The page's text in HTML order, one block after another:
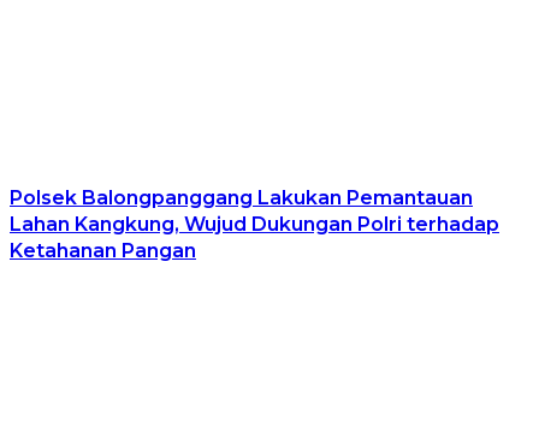
Polsek Balongpanggang Lakukan Pemantauan
Lahan Kangkung, Wujud Dukungan Polri terhadap
Ketahanan Pangan